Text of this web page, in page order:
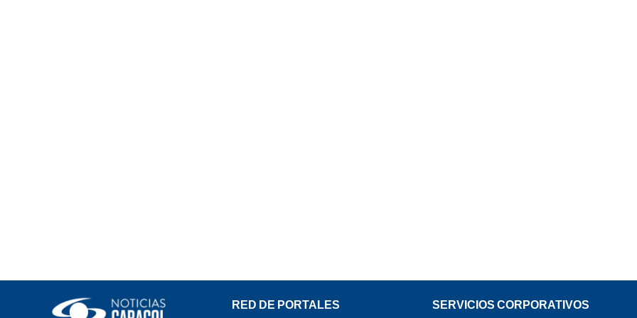
RED DE PORTALES SERVICIOS CORPORATIVOS